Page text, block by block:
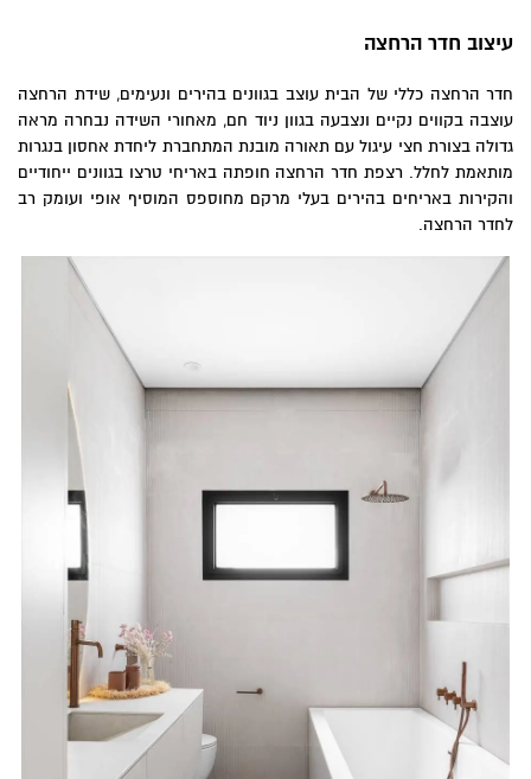
עיצוב חדר הרחצה
חדר הרחצה כללי של הבית עוצב בגוונים בהירים ונעימים, שידת הרחצה
עוצבה בקווים נקיים ונצבעה בגוון ניוד חם, מאחורי השידה נבחרה מראה
גדולה בצורת חצי עיגול עם תאורה מובנת המתחברת ליחדת אחסון בנגרות
מותאמת לחלל. רצפת חדר הרחצה חופתה באריחי טרצו בגוונים ייחודיים
והקירות באריחים בהירים בעלי מרקם מחוספס המוסיף אופי ועומק רב
לחדר הרחצה.